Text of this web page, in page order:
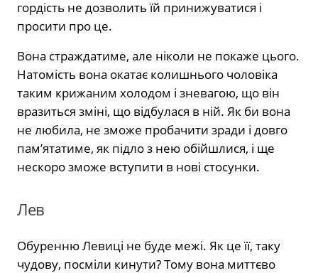
гордість не дозволить їй принижуватися і
просити про це.
Вона страждатиме, але ніколи не покаже цього.
Натомість вона окатає колишнього чоловіка
таким крижаним холодом і зневагою, що він
вразиться зміні, що відбулася в ній. Як би вона
не любила, не зможе пробачити зради і довго
пам’ятатиме, як підло з нею обійшлися, і ще
нескоро зможе вступити в нові стосунки.
Лев
Обуренню Левиці не буде межі. Як це її, таку
чудову, посміли кинути? Тому вона миттєво